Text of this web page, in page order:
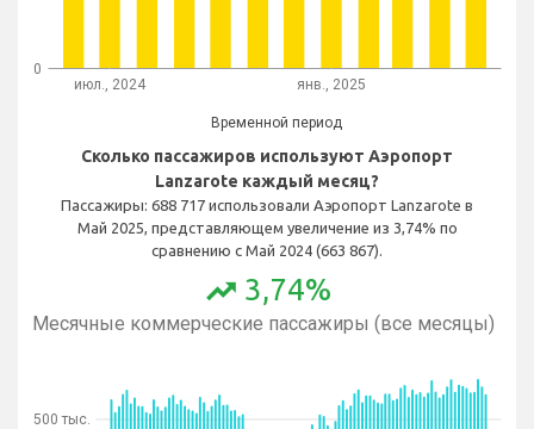
июл., 2024 янв., 2025
Временной период
0
Сколько пассажиров используют Аэропорт
Lanzarote каждый месяц?
Пассажиры: 688 717 использовали Аэропорт Lanzarote в
Май 2025, представляющем увеличение из 3,74% по
сравнению с Май 2024 (663 867).
trending_up 3,74%
Месячные коммерческие пассажиры (все месяцы)
500 тыс.